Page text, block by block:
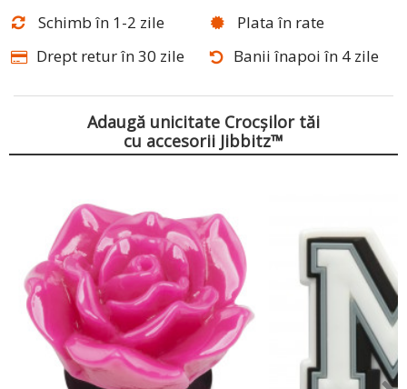
Schimb în 1-2 zile
Plata în rate
Drept retur în 30 zile
Banii înapoi în 4 zile
Adaugă unicitate Crocșilor tăi
cu accesorii Jibbitz™